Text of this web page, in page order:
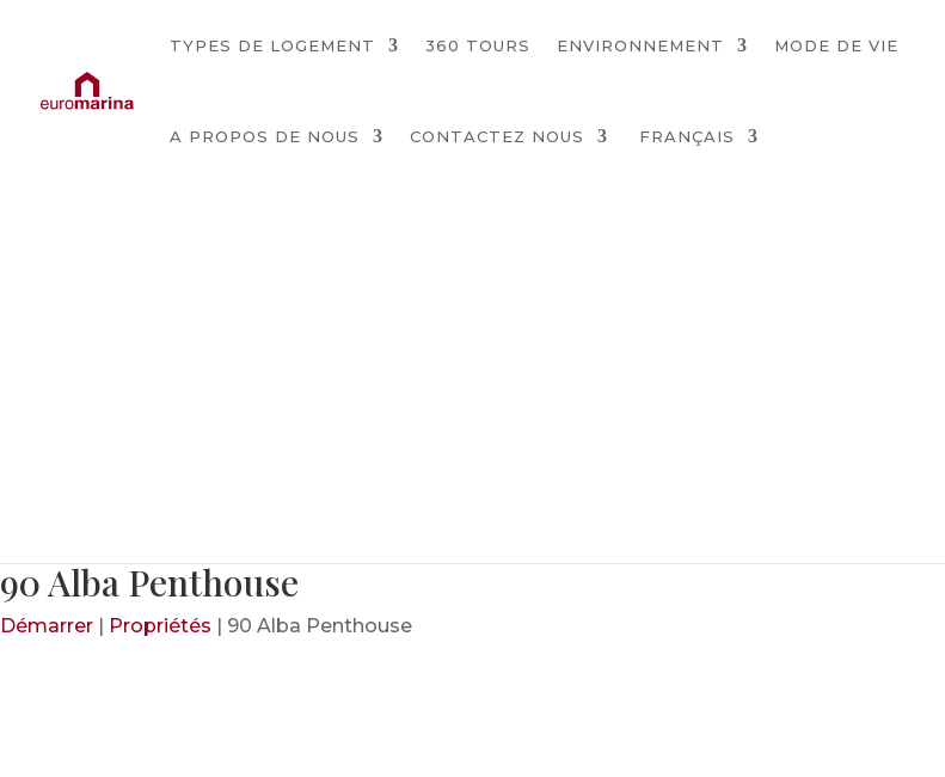
TYPES DE LOGEMENT 360 TOURS ENVIRONNEMENT MODE DE VIE
A PROPOS DE NOUS CONTACTEZ NOUS FRANÇAIS
90 Alba Penthouse
Démarrer Propriétés 90 Alba Penthouse